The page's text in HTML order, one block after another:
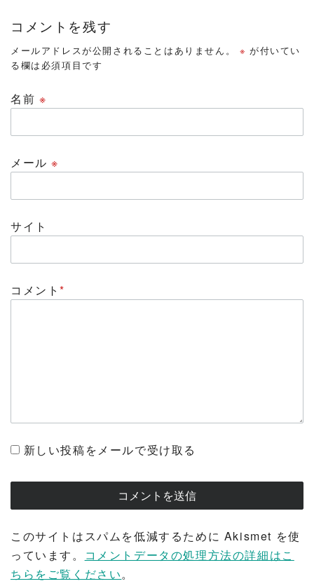
コメントを残す
メールアドレスが公開されることはありません。 ※ が付いてい
る欄は必須項目です
名前 ※
メール※
サイト
コメント*
新しい投稿をメールで受け取る
このサイトはスパムを低減するために Akismet を使
っています。
コメントデータの処理方法の詳細はこ
ちらをご覧ください。